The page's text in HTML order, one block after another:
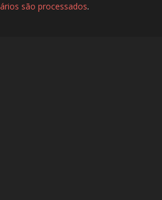
são processados.